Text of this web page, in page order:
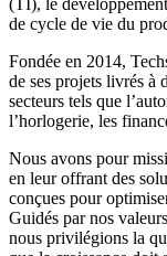
de cycle de vie du
Fondée en 2014,
de ses projets livrés à
secteurs tels que
l’horlogerie, les
Nous avons pour
en leur offrant des
conçues pour
Guidés par nos
nous privilégions la